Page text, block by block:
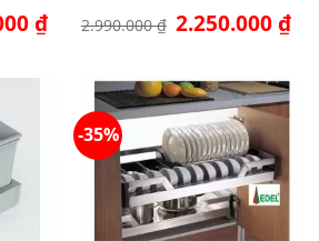
₫Giá
hiện
2.049.000 ₫.
2.990.000₫ Giá
gốc
2.250.000₫Giá
-35%